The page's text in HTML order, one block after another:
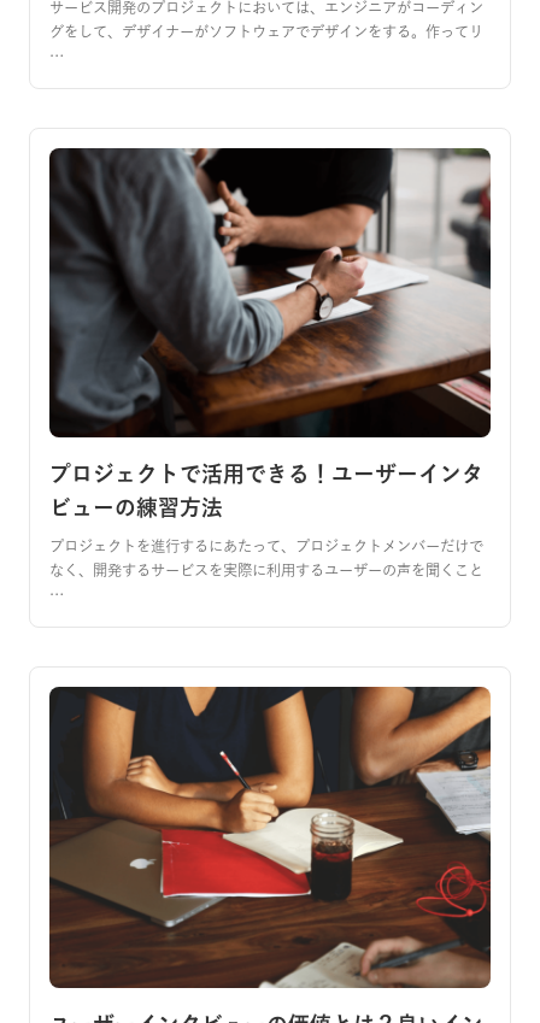
サービス開発のプロジェクトにおいては、エンジニアがコーディン
グをして、デザイナーがソフトウェアでデザインをする。作ってリ
…
プロジェクトで活用できる！ユーザーインタ
ビューの練習方法
プロジェクトを進行するにあたって、プロジェクトメンバーだけで
なく、開発するサービスを実際に利用するユーザーの声を聞くこと
…